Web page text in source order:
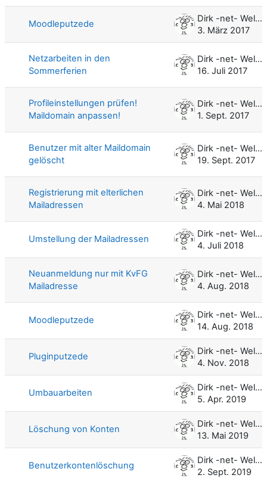
Moodleputzede
Dirk -net- Weller
3. März 2017
Netzarbeiten in den
Sommerferien
Dirk -net- Weller
16. Juli 2017
Profileinstellungen prüfen!
Maildomain anpassen!
Dirk -net- Weller
1. Sept. 2017
Benutzer mit alter Maildomain
gelöscht
Dirk -net- Weller
19. Sept. 2017
Registrierung mit elterlichen
Mailadressen
Dirk -net- Weller
4. Mai 2018
Umstellung der Mailadressen
Dirk -net- Weller
4. Juli 2018
Neuanmeldung nur mit KvFG
Mailadresse
Dirk -net- Weller
4. Aug. 2018
Moodleputzede
Dirk -net- Weller
14. Aug. 2018
Pluginputzede
Dirk -net- Weller
4. Nov. 2018
Umbauarbeiten
Dirk -net- Weller
5. Apr. 2019
Löschung von Konten
Dirk -net- Weller
13. Mai 2019
Benutzerkontenlöschung
Dirk -net- Weller
2. Sept. 2019